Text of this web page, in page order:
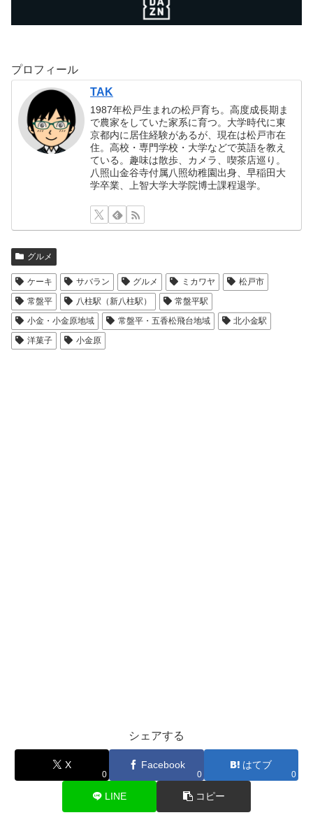
プロフィール
TAK
1987年松戸生まれの松戸育ち。高度成長期ま
で農家をしていた家系に育つ。大学時代に東
京都内に居住経験があるが、現在は松戸市在
住。高校・専門学校・大学などで英語を教え
ている。趣味は散歩、カメラ、喫茶店巡り。
八照山金谷寺付属八照幼稚園出身、早稲田大
学卒業、上智大学大学院博士課程退学。
グルメ
ケーキ サバラン グルメ ミカワヤ
松戸市
常盤平
八柱駅（新八柱駅）
常盤平駅
小金・小金原地域
常盤平・五香松飛台地域
北小金駅
洋菓子
小金原
シェアする
X
0
Facebook
0
はてブ
0
LINE コピー